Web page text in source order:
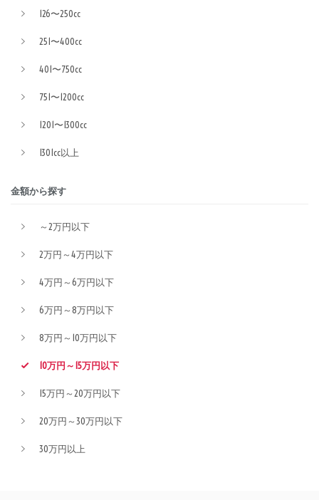
126〜250cc
251〜400cc
401〜750cc
751〜1200cc
1201〜1300cc
1301cc以上
金額から探す
～2万円以下
2万円～4万円以下
4万円～6万円以下
6万円～8万円以下
8万円～10万円以下
10万円～15万円以下
15万円～20万円以下
20万円～30万円以下
30万円以上